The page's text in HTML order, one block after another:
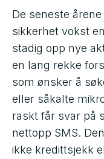
De seneste
sikkerhet vokst
stadig opp nye
en lang rekke
som ønsker å
eller såkalte
raskt får svar på
nettopp SMS.
ikke kredittsjekk